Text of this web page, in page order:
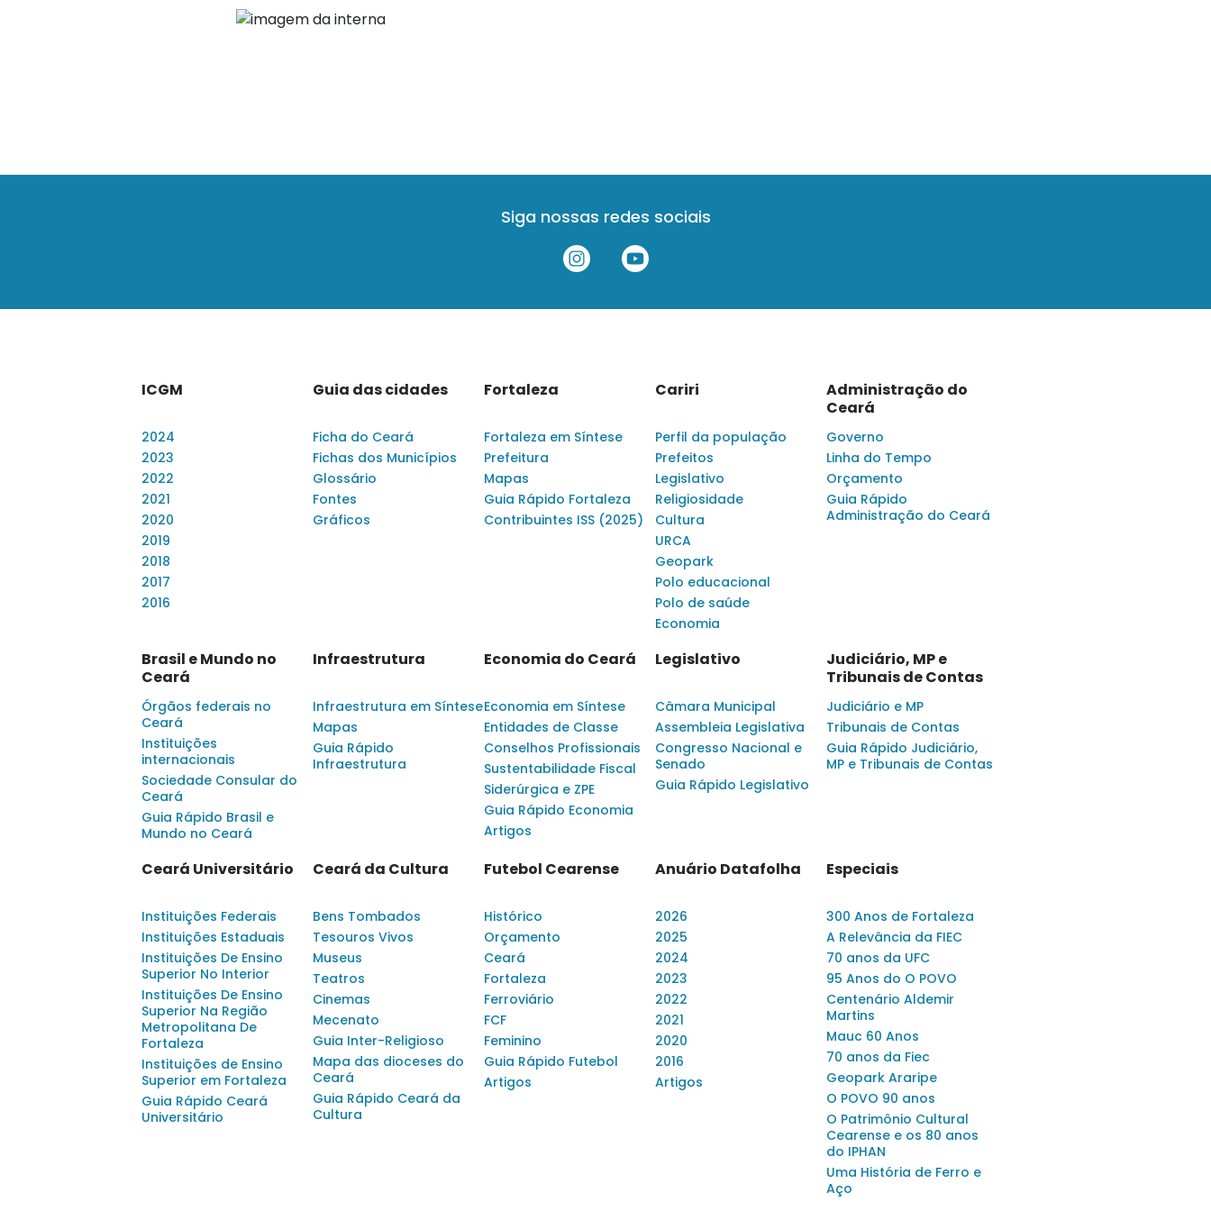
Siga nossas redes sociais
ICGM
2024
2023
2022
2021
2020
2019
2018
2017
2016
Guia das cidades
Ficha do Ceará
Fichas dos Municípios
Glossário
Fontes
Gráficos
Fortaleza
Fortaleza em Síntese
Prefeitura
Mapas
Guia Rápido Fortaleza
Contribuintes ISS (2025)
Cariri
Perfil da população
Prefeitos
Legislativo
Religiosidade
Cultura
URCA
Geopark
Polo educacional
Polo de saúde
Economia
Administração do
Ceará
Governo
Linha do Tempo
Orçamento
Guia Rápido
Administração do Ceará
Brasil e Mundo no
Ceará
Órgãos federais no
Ceará
Instituições
internacionais
Sociedade Consular do
Ceará
Guia Rápido Brasil e
Mundo no Ceará
Infraestrutura
Infraestrutura em Síntese
Mapas
Guia Rápido
Infraestrutura
Economia do Ceará
Economia em Síntese
Entidades de Classe
Conselhos Profissionais
Sustentabilidade Fiscal
Siderúrgica e ZPE
Guia Rápido Economia
Artigos
Legislativo
Câmara Municipal
Assembleia Legislativa
Congresso Nacional e
Senado
Guia Rápido Legislativo
Judiciário, MP e
Tribunais de Contas
Judiciário e MP
Tribunais de Contas
Guia Rápido Judiciário,
MP e Tribunais de Contas
Ceará Universitário
Instituições Federais
Instituições Estaduais
Instituições De Ensino
Superior No Interior
Instituições De Ensino
Superior Na Região
Metropolitana De
Fortaleza
Instituições de Ensino
Superior em Fortaleza
Guia Rápido Ceará
Universitário
Ceará da Cultura
Bens Tombados
Tesouros Vivos
Museus
Teatros
Cinemas
Mecenato
Guia Inter-Religioso
Mapa das dioceses do
Ceará
Guia Rápido Ceará da
Cultura
Futebol Cearense
Histórico
Orçamento
Ceará
Fortaleza
Ferroviário
FCF
Feminino
Guia Rápido Futebol
Artigos
Anuário Datafolha
2026
2025
2024
2023
2022
2021
2020
2016
Artigos
Especiais
300 Anos de Fortaleza
A Relevância da FIEC
70 anos da UFC
95 Anos do O POVO
Centenário Aldemir
Martins
Mauc 60 Anos
70 anos da Fiec
Geopark Araripe
O POVO 90 anos
O Patrimônio Cultural
Cearense e os 80 anos
do IPHAN
Uma História de Ferro e
Aço